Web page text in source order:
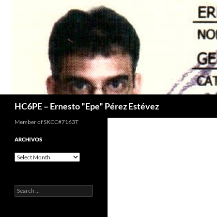
HC6PE – Ernesto "Epe" Pérez Estévez
Member of SKCC#7163T
ARCHIVOS
Archivos
Search
for: